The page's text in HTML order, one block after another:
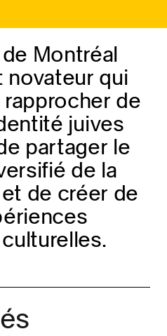
billet
Montréal
novateur qui
de
juives
partager le
de la
de créer de